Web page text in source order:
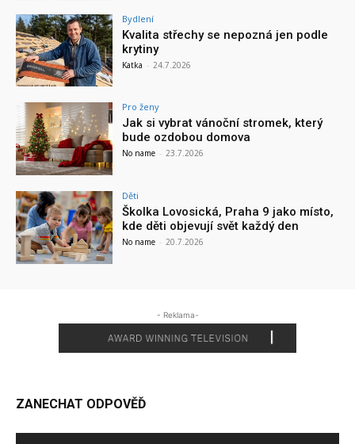
Bydlení
Kvalita střechy se nepozná jen podle
krytiny
Katka - 24.7.2026
Pro ženy
Jak si vybrat vánoční stromek, který
bude ozdobou domova
No name - 23.7.2026
Děti
Školka Lovosická, Praha 9 jako místo,
kde děti objevují svět každý den
No name - 20.7.2026
- Reklama-
ZANECHAT ODPOVĚĎ